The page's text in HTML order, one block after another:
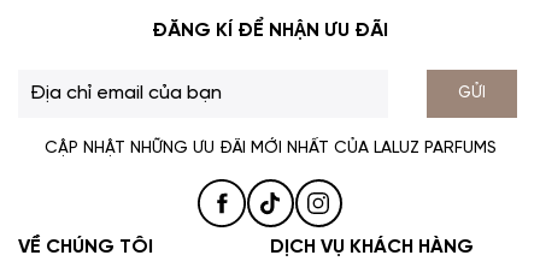
ĐĂNG KÍ ĐỂ NHẬN ƯU ĐÃI
GỬI
CẬP NHẬT NHỮNG ƯU ĐÃI MỚI NHẤT CỦA LALUZ PARFUMS
VỀ CHÚNG TÔI DỊCH VỤ KHÁCH HÀNG